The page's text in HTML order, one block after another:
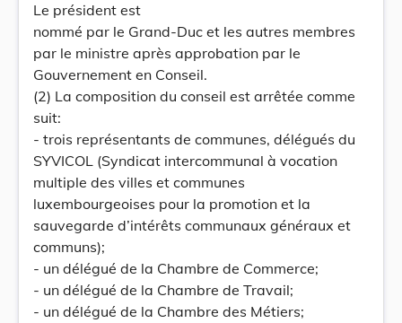
Le président est
nommé par le Grand-Duc et les autres membres
par le ministre après approbation par le
Gouvernement en Conseil.
(2) La composition du conseil est arrêtée comme
suit:
- trois représentants de communes, délégués du
SYVICOL (Syndicat intercommunal à vocation
multiple des villes et communes
luxembourgeoises pour la promotion et la
sauvegarde d’intérêts communaux généraux et
communs);
- un délégué de la Chambre de Commerce;
- un délégué de la Chambre de Travail;
- un délégué de la Chambre des Métiers;